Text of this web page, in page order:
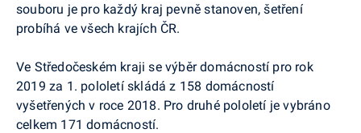
souboru je pro každý kraj pevně stanoven, šetření
probíhá ve všech krajích ČR.
Ve Středočeském kraji se výběr domácností pro rok
2019 za 1. pololetí skládá z 158 domácností
vyšetřených v roce 2018. Pro druhé pololetí je vybráno
celkem 171 domácností.